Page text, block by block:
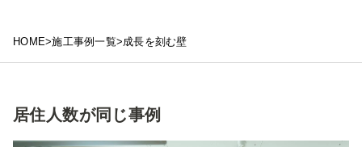
HOME>施工事例一覧>成長を刻む壁
居住人数が同じ事例